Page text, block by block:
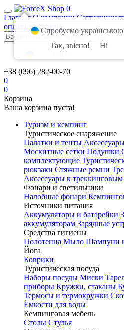
0
Главная О компании
оплата
Контакты
+38 (096) 282-00-70
0
0
Корзина
Ваша корзина пуста!
Туризм и кемпинг
Туристическое снаряжение
Палатки и тенты
Москитные сетки Подушки
комплектующие
рюкзаки Стяжные ремни
Аксессуары к
Фонари и светильники
Налобные фонари
Источники питания
Аккумуляторы и батарейки
аккумуляторам Зарядные
Средства гигиены
Полотенца Мыло Шампуни
Йога
Коврики
Туристическая посуда
Наборы посуды Миски
приборы Кружки, стаканы
Термосы и термокружки
Ёмкости для воды
Кемпинговая мебель
Столы Стулья
Спробуємо
Так, звісно!
Ні